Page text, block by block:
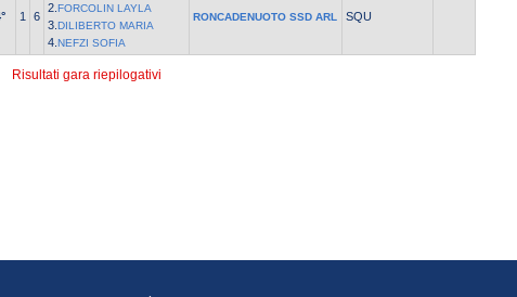
1 6
2. FORCOLIN LAYLA
3. DILIBERTO MARIA
4. NEFZI SOFIA
RONCADENUOTO SSD ARL SQU
Risultati gara riepilogativi